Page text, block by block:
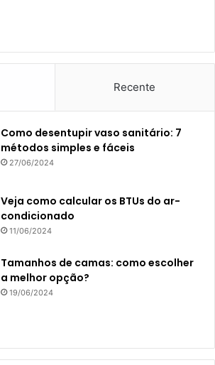
Recente
Como desentupir vaso sanitário: 7
métodos simples e fáceis
27/06/2024
Veja como calcular os BTUs do ar-
condicionado
11/06/2024
Tamanhos de camas: como escolher
a melhor opção?
19/06/2024